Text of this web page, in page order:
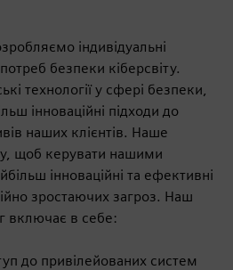
індивідуальні
безпеки кіберсвіту.
технології у сфері безпеки,
інноваційні підходи до
наших клієнтів. Наше
щоб керувати нашими
інноваційні та ефективні
зростаючих загроз. Наш
включає в себе:
до привілейованих систем